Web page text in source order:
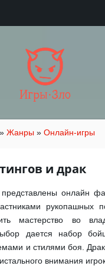
Игры·Зло
» Жанры » Онлайн-игры
и драк
онлайн
рукопашных
мастерство во
дается набор
и стилями боя.
внимания